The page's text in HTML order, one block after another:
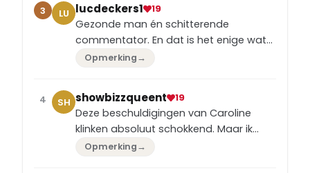
voorschrijft.
3 LU lucdeckers1 19
Gezonde man én schitterende
commentator. En dat is het enige wat
voor ONS geldt !!
Opmerking→
4 SH showbizzqueent 19
Deze beschuldigingen van Caroline
klinken absoluut schokkend. Maar ik
vraag me wel af of er ook een andere
Opmerking→